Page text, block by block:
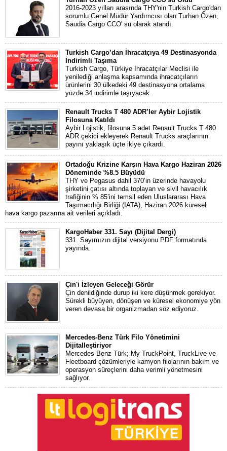
2016-2023 yılları arasında THY'nin Turkish Cargo'dan
sorumlu Genel Müdür Yardımcısı olan Turhan Özen,
Saudia Cargo CCO' su olarak atandı.
Turkish Cargo’dan İhracatçıya 49 Destinasyonda
İndirimli Taşıma
Turkish Cargo, Türkiye İhracatçılar Meclisi ile
yenilediği anlaşma kapsamında ihracatçıların
ürünlerini 30 ülkedeki 49 destinasyona ortalama
yüzde 34 indirimle taşıyacak.
Renault Trucks T 480 ADR’ler Aybir Lojistik
Filosuna Katıldı
Aybir Lojistik, filosuna 5 adet Renault Trucks T 480
ADR çekici ekleyerek Renault Trucks araçlarının
payını yaklaşık üçte ikiye çıkardı.
Ortadoğu Krizine Karşın Hava Kargo Haziran 2026
Döneminde %8.5 Büyüdü
THY ve Pegasus dahil 370’in üzerinde havayolu
şirketini çatısı altında toplayan ve sivil havacılık
trafiğinin % 85’ini temsil eden Uluslararası Hava
Taşımacılığı Birliği (IATA), Haziran 2026 küresel
hava kargo pazarına ait verileri açıkladı.
KargoHaber 331. Sayı (Dijital Dergi)
331. Sayımızın dijital versiyonu PDF formatında
yayında.
Çin'i İzleyen Geleceği Görür
Çin denildiğinde durup iki kere düşünmek gerekiyor.
Sürekli büyüyen, dönüşen ve küresel ekonomiye yön
veren devasa bir organizmadan söz ediyoruz.
Mercedes-Benz Türk Filo Yönetimini
Dijitalleştiriyor
Mercedes-Benz Türk; My TruckPoint, TruckLive ve
Fleetboard çözümleriyle kamyon filolarının bakım ve
operasyon süreçlerini daha verimli yönetmesini
sağlıyor.